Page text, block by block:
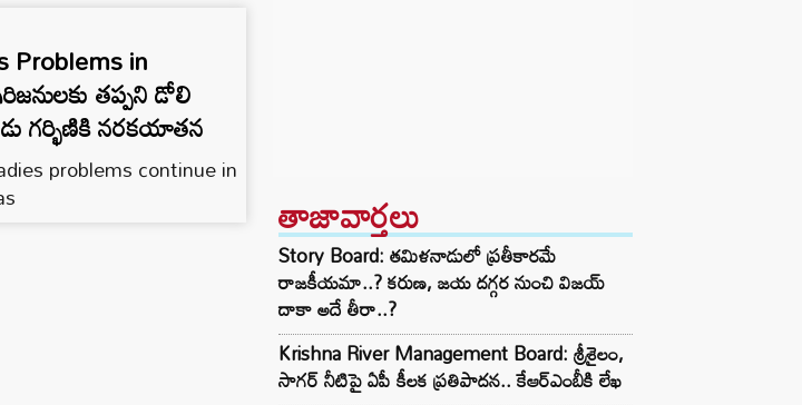
Problems in
తప్పని డోలి
గర్భిణికి నరకయాతన
problems continue in
తాజావార్తలు
Story Board: తమిళనాడులో ప్రతీకారమే
రాజకీయమా..? కరుణ, జయ దగ్గర నుంచి విజయ్
దాకా అదే తీరా..?
Krishna River Management Board: శ్రీశైలం,
సాగర్ నీటిపై ఏపీ కీలక ప్రతిపాదన.. కేఆర్ఎంబీకి లేఖ